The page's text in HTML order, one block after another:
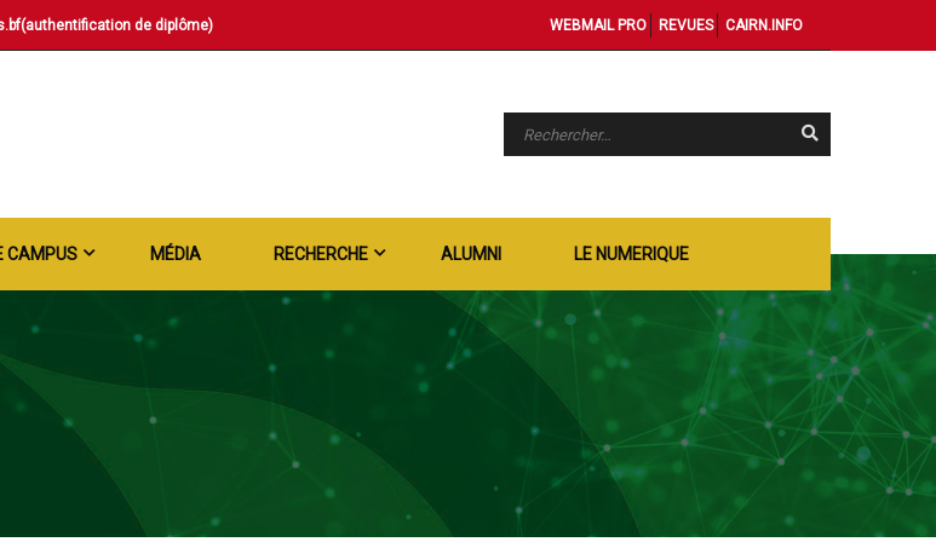
de diplôme) WEBMAIL PRO REVUES CAIRN.INFO
CAMPUS MÉDIA RECHERCHE ALUMNI LE NUMERIQUE